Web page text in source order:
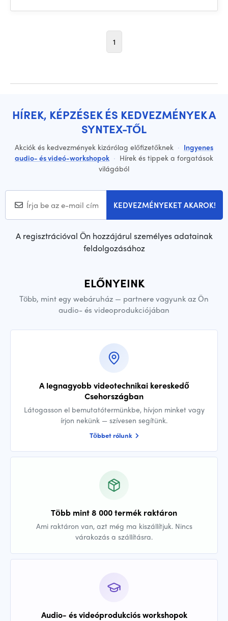
1
HÍREK, KÉPZÉSEK ÉS KEDVEZMÉNYEK A
SYNTEX-TŐL
Akciók és kedvezmények kizárólag előfizetőknek · Ingyenes
audio- és videó-workshopok · Hírek és tippek a forgatások
világából
KEDVEZMÉNYEKET AKAROK!
A regisztrációval Ön hozzájárul személyes adatainak
feldolgozásához
ELŐNYEINK
Több, mint egy webáruház — partnere vagyunk az Ön
audio- és videoprodukciójában
A legnagyobb videotechnikai kereskedő
Csehországban
Látogasson el bemutatótermünkbe, hívjon minket vagy
írjon nekünk — szívesen segítünk.
Többet rólunk
Több mint 8 000 termék raktáron
Ami raktáron van, azt még ma kiszállítjuk. Nincs
várakozás a szállításra.
Audio- és videóprodukciós workshopok